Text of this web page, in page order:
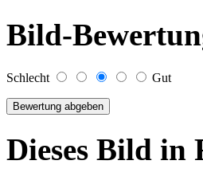
Bild-
Schlecht Gut
Dieses Bild in